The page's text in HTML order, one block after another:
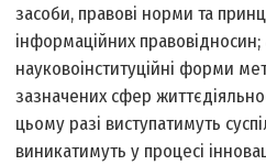
засоби, правові норми та
інформаційних
науково­інституційні форми
зазначених сфер
цьому разі виступатимуть
виникатимуть у процесі